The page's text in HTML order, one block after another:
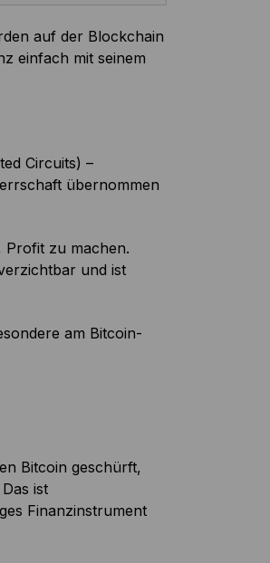
auf der Blockchain
einfach mit seinem
Circuits) –
übernommen
Profit zu machen.
und ist
am Bitcoin-
Bitcoin geschürft,
ist
Finanzinstrument